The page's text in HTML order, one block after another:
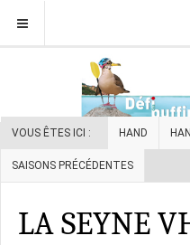
VOUS ÊTES ICI : HAND
SAISONS PRÉCÉDENTES
LA SEYNE